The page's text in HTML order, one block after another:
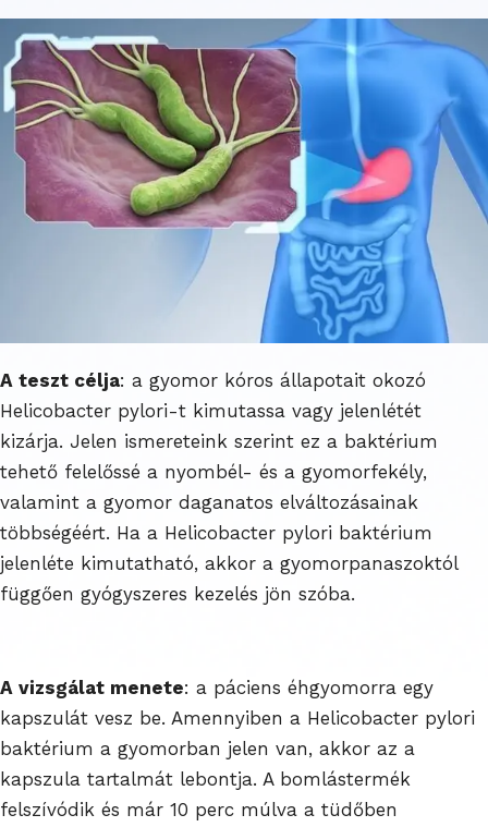
A teszt célja: a gyomor kóros állapotait okozó
Helicobacter pylori-t kimutassa vagy jelenlétét
kizárja. Jelen ismereteink szerint ez a baktérium
tehető felelőssé a nyombél- és a gyomorfekély,
valamint a gyomor daganatos elváltozásainak
többségéért. Ha a Helicobacter pylori baktérium
jelenléte kimutatható, akkor a gyomorpanaszoktól
függően gyógyszeres kezelés jön szóba.
A vizsgálat menete: a páciens éhgyomorra egy
kapszulát vesz be. Amennyiben a Helicobacter pylori
baktérium a gyomorban jelen van, akkor az a
kapszula tartalmát lebontja. A bomlástermék
felszívódik és már 10 perc múlva a tüdőben